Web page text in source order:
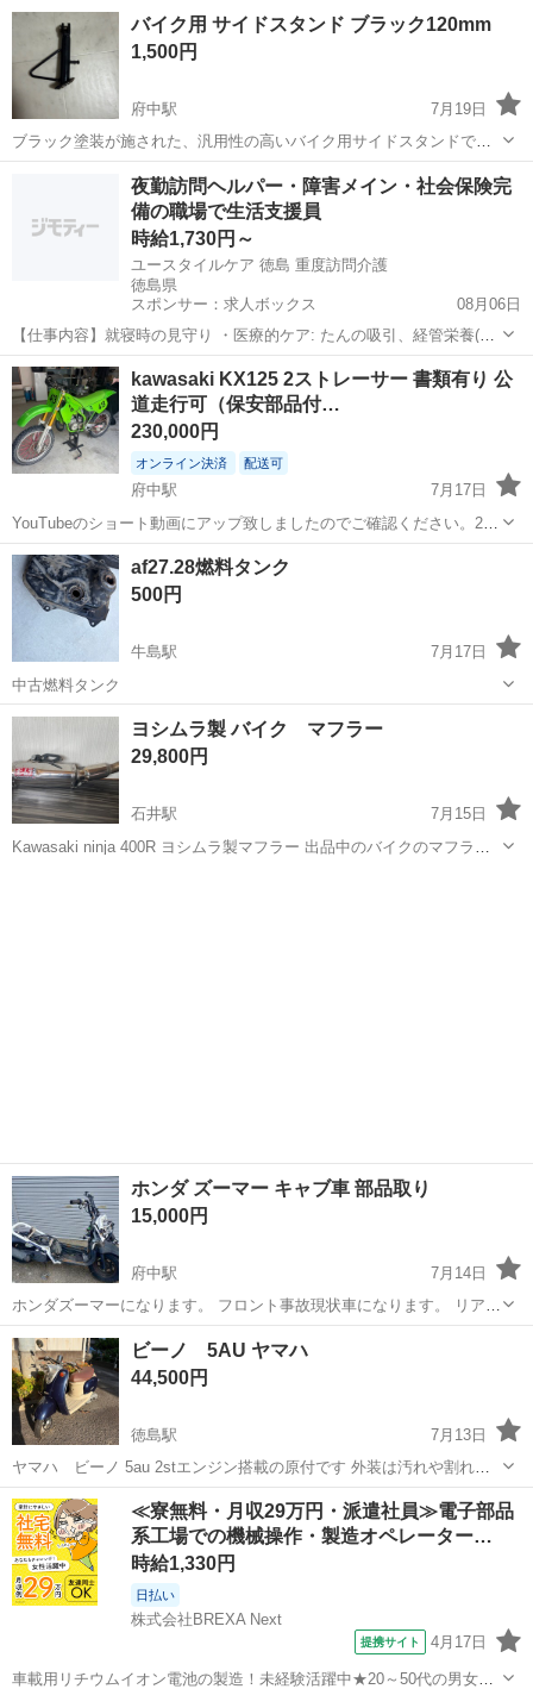
徳島 徳島市 府中駅 その他
バイク用 サイドスタンド ブラック120mm
1,500円
府中駅
7月19日
ブラック塗装が施された、汎用性の高いバイク用サイドスタンドで
す。 - カラー: ブラック - タイプ: サイドスタンド 購入の際は3Nでお願
いします。 ご覧いただきありがとうございます。
徳島市 府中駅 その他
夜勤訪問ヘルパー・障害メイン・社会保険完
備の職場で生活支援員
時給1,730円～
ユースタイルケア 徳島 重度訪問介護
徳島県
スポンサー：求人ボックス
08月06日
【仕事内容】就寝時の見守り ・医療的ケア: たんの吸引、経管栄養(胃
ろう・腸ろう) ・介護記録の記入 など 従事すべき業務の変更範囲:なし
就業場所の変更範囲・転勤有無:なし 雇用期間の定めなし 【経験・資
格】<応募要件> 普通自...
アルバイト・パート
kawasaki KX125 2ストレーサー 書類有り 公
道走行可（保安部品付…
230,000円
オンライン決済 配送可
府中駅
7月17日
YouTubeのショート動画にアップ致しましたのでご確認ください。2つ
載せております。 （WebよりYouTubeアプリの方が画質が良いのでお
すすめします。） https://youtube.com/shorts/lpqY...
徳島 徳島市 府中駅 カワサキ
af27.28燃料タンク
500円
牛島駅
7月17日
中古燃料タンク
徳島 吉野川市 牛島駅 ホンダ
ヨシムラ製 バイク マフラー
29,800円
石井駅
7月15日
Kawasaki ninja 400R ヨシムラ製マフラー 出品中のバイクのマフラー
ホンダ ズーマー キャブ車 部品取り
15,000円
府中駅
7月14日
ホンダズーマーになります。 フロント事故現状車になります。 リアは
そのまま使用可能です！ もう一台持ってる為必要な部品は取り外して
おります。 部品取り外し前にエンジンは始動確認済です。 キーは燃料
キャップで使用する為付属...
徳島 徳島市 ホンダ
ビーノ 5AU ヤマハ
44,500円
徳島駅
7月13日
ヤマハ ビーノ 5au 2stエンジン搭載の原付です 外装は汚れや割れが
ありますが、乗っていただく分には問題ありません。最後の写真をご
覧ください タイヤ前後とも溝たっぷりあります。 ブレーキもまだ新し
いはずで、シートは...
徳島 徳島市 徳島駅 ヤマハ タイヤ
≪寮無料・月収29万円・派遣社員≫電子部品
系工場での機械操作・製造オペレーター…
時給1,330円
日払い
株式会社BREXA Next
提携サイト 4月17日
車載用リチウムイオン電池の製造！未経験活躍中★20～50代の男女活